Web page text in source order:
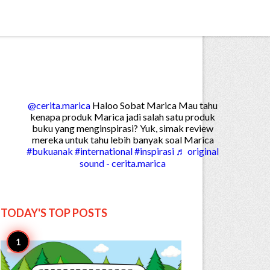
@cerita.marica Haloo Sobat Marica Mau tahu
kenapa produk Marica jadi salah satu produk
buku yang menginspirasi? Yuk, simak review
mereka untuk tahu lebih banyak soal Marica
#bukuanak #international#inspirasi ♬ original
sound - cerita.marica
TODAY'S TOPPOSTS